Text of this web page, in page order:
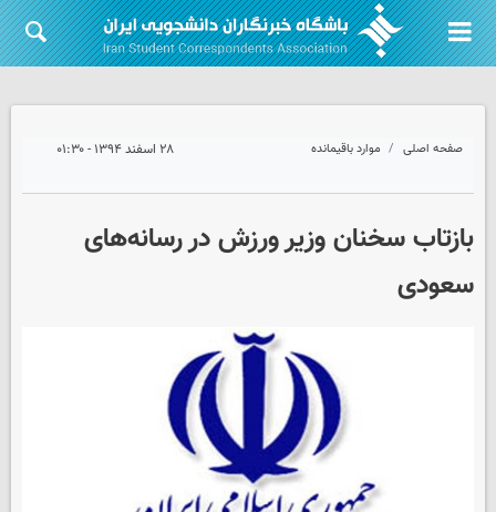
صفحه اصلی موارد باقیمانده ۲۸ اسفند ۱۳۹۴ - ۰۱:۳۰
بازتاب سخنان وزیر ورزش در رسانه‌های
سعودی